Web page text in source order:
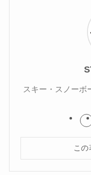
スキー・スノーボ
こ